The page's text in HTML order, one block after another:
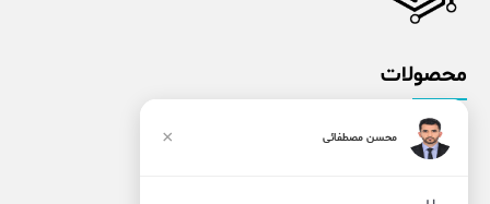
محصولات
نرم افزار اپراتور
نرم افزار مشتری
محسن مصطفائی ×